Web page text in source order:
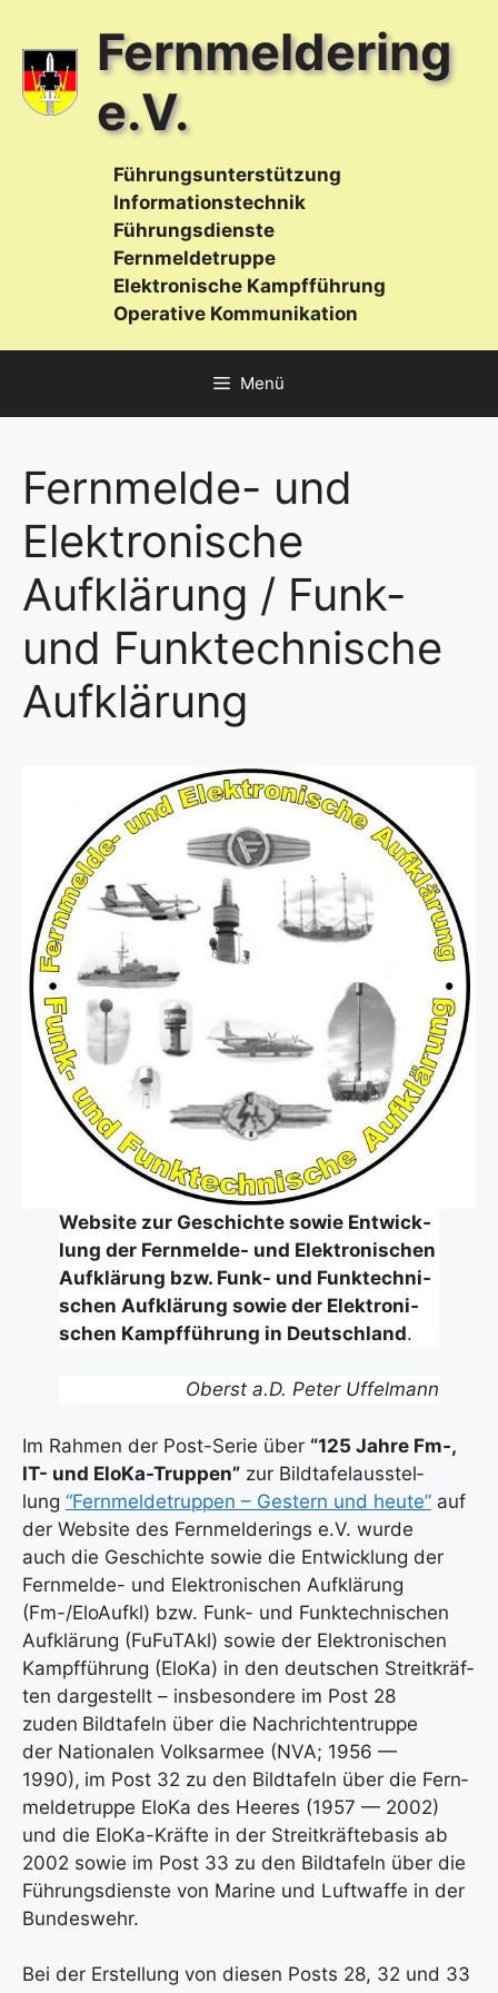
springen
Fernmeldering
e.V.
Führungsunterstützung
Informationstechnik
Führungsdienste
Fernmeldetruppe
Elektronische Kampfführung
Operative Kommunikation
Menü
Fernmelde- und
Elektronische
Aufklärung / Funk-
und Funktechnische
Aufklärung
Web­site zur Geschich­te sowie Ent­wick­
lung der Fern­mel­de- und Elek­tro­ni­schen
Auf­klä­rung bzw. Funk- und Funk­tech­ni­
schen Auf­klä­rung sowie der Elek­tro­ni­
schen Kampf­füh­rung in Deutsch­land.
Oberst a.D. Peter Uffel­mann
Im Rah­men der Post-Serie über “125 Jah­re Fm‑,
IT- und Elo­Ka-Trup­pen” zur Bild­ta­fel­aus­stel­
lung “Fern­mel­de­trup­pen – Ges­tern und heu­te” auf
der Web­site des Fern­mel­de­rings e.V. wur­de
auch die Geschich­te sowie die Ent­wick­lung der
Fern­mel­de- und Elek­tro­ni­schen Auf­klä­rung
(Fm-/El­o­Auf­kl) bzw. Funk- und Funk­tech­ni­schen
Auf­klä­rung (FuFu­TAkl) sowie der Elek­tro­ni­schen
Kampf­füh­rung (Elo­Ka) in den deut­schen Streit­kräf­
ten dar­ge­stellt – ins­be­son­de­re im Post 28
zuden Bild­ta­feln über die Nach­rich­ten­trup­pe
der Natio­na­len Volks­ar­mee (NVA; 1956 —
1990), im Post 32 zu den Bild­ta­feln über die Fern­
mel­de­trup­pe Elo­Ka des Hee­res (1957 — 2002)
und die Elo­Ka-Kräf­te in der Streit­kräf­te­ba­sis ab
2002 sowie im Post 33 zu den Bild­ta­feln über die
Füh­rungs­diens­te von Mari­ne und Luft­waf­fe in der
Bun­des­wehr.
Bei der Erstel­lung von die­sen Posts 28, 32 und 33